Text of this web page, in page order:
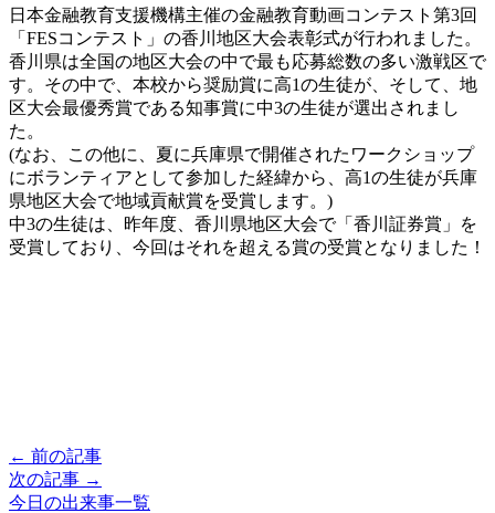
日本金融教育支援機構主催の金融教育動画コンテスト第3回
「FESコンテスト」の香川地区大会表彰式が行われました。
香川県は全国の地区大会の中で最も応募総数の多い激戦区で
す。その中で、本校から奨励賞に高1の生徒が、そして、地
区大会最優秀賞である知事賞に中3の生徒が選出されまし
た。
(なお、この他に、夏に兵庫県で開催されたワークショップ
にボランティアとして参加した経緯から、高1の生徒が兵庫
県地区大会で地域貢献賞を受賞します。)
中3の生徒は、昨年度、香川県地区大会で「香川証券賞」を
受賞しており、今回はそれを超える賞の受賞となりました！
← 前の記事
次の記事 →
今日の出来事一覧